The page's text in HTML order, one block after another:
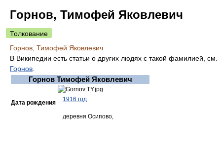
Горнов, Тимофей Яковлевич
Толкование
Горнов, Тимофей Яковлевич
В Википедии есть статьи о других людях с такой фамилией, см.
Горнов
Горнов Тимофей Яковлевич
Дата рождения 1916 год
деревня Осипово,